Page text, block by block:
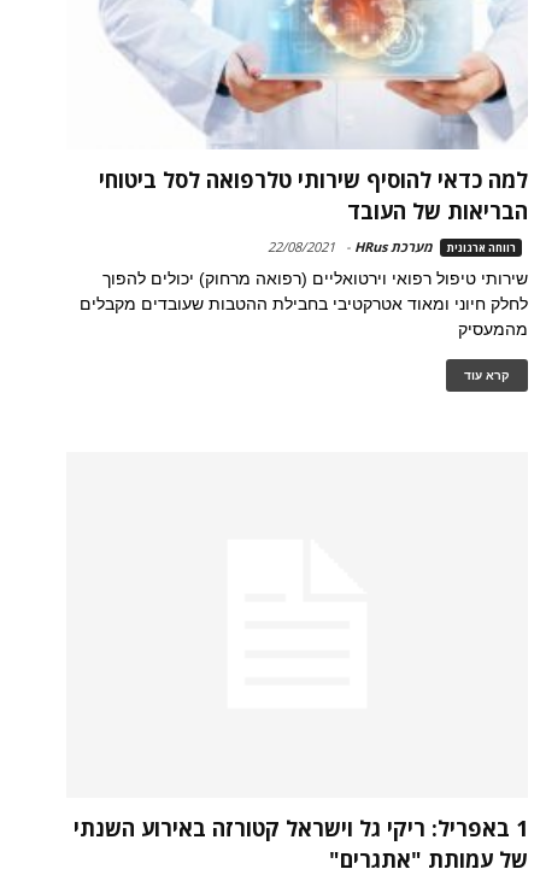
למה כדאי להוסיף שירותי טלרפואה לסל ביטוחי
הבריאות של העובד
רווחה ארגונית מערכת HRus -
22/08/2021
שירותי טיפול רפואי וירטואליים (רפואה מרחוק) יכולים להפוך
לחלק חיוני ומאוד אטרקטיבי בחבילת ההטבות שעובדים מקבלים
מהמעסיק
קרא עוד
1 באפריל: ריקי גל וישראל קטורזה באירוע השנתי
של עמותת "אתגרים"